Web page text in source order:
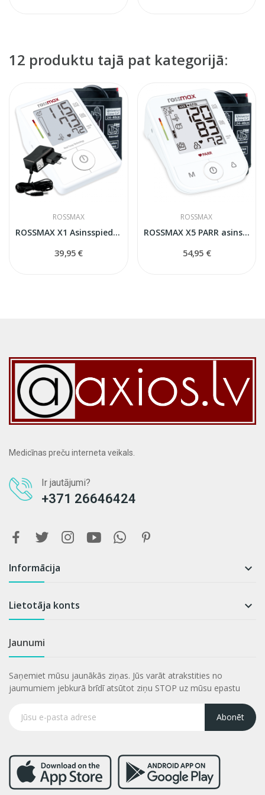
12 produktu tajā pat kategorijā:
ROSSMAX
ROSSMAX X1 Asinsspiediena mērītājs ar adapteri
39,95 €
ROSSMAX
ROSSMAX X5 PARR asinsspiediena mērītājs
54,95 €
Medicīnas preču interneta veikals.
Ir jautājumi?
+371 26646424
Informācija 
Lietotāja konts 
Jaunumi
Saņemiet mūsu jaunākās ziņas. Jūs varāt atrakstities no
jaumumiem jebkurā brīdī atsūtot ziņu STOP uz mūsu epastu
Abonēt